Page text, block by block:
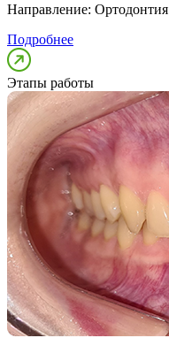
Направление: Ортодонтия
Подробнее
Этапы работы